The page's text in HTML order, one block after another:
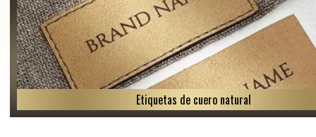
Etiquetas de cuero natural